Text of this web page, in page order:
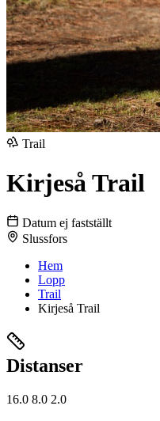
Trail
Kirjeså Trail
Datum ej fastställt
Slussfors
Hem
Lopp
Trail
Kirjeså Trail
Distanser
16.0 8.0 2.0